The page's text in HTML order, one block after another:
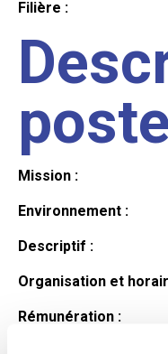
Filière :
poste
Mission :
Environnement :
Descriptif :
Organisation et
Rémunération :